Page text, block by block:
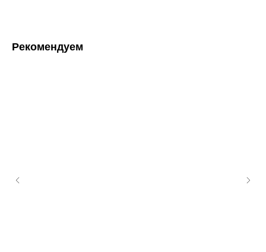
Рекомендуем